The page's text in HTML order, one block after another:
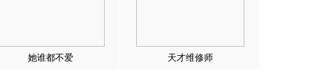
她谁都不爱 天才维修师